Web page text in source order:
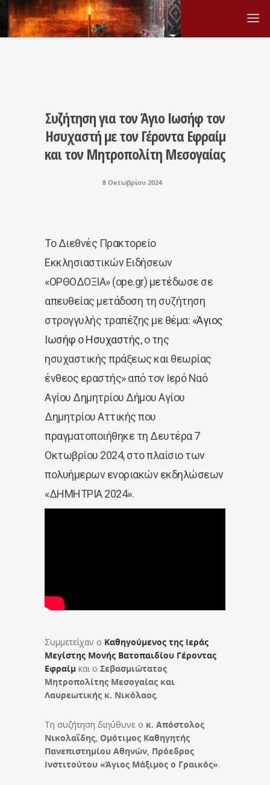
Συζήτηση για τον Άγιο Ιωσήφ τον
Ησυχαστή με τον Γέροντα Εφραίμ
και τον Μητροπολίτη Μεσογαίας
8 Οκτωβρίου 2024
Το Διεθνές Πρακτορείο
Εκκλησιαστικών Ειδήσεων
«ΟΡΘΟΔΟΞΙΑ» (ope.gr) μετέδωσε σε
απευθείας μετάδοση τη συζήτηση
στρογγυλής τραπέζης με θέμα: «Άγιος
Ιωσήφ ο Ησυχαστής, ο της
ησυχαστικής πράξεως και θεωρίας
ένθεος εραστής» από τον Ιερό Ναό
Αγίου Δημητρίου Δήμου Αγίου
Δημητρίου Αττικής που
πραγματοποιήθηκε τη Δευτέρα 7
Οκτωβρίου 2024, στο πλαίσιο των
πολυήμερων ενοριακών εκδηλώσεων
«ΔΗΜΗΤΡΙΑ 2024».
Συμμετείχαν ο Καθηγούμενος της Ιεράς
Μεγίστης Μονής Βατοπαιδίου Γέροντας
Εφραίμ και ο Σεβασμιώτατος
Μητροπολίτης Μεσογαίας και
Λαυρεωτικής κ. Νικόλαος.
Τη συζήτηση διηύθυνε ο κ. Απόστολος
Νικολαΐδης, Ομότιμος Καθηγητής
Πανεπιστημίου Αθηνών, Πρόεδρος
Ινστιτούτου «Άγιος Μάξιμος ο Γραικός».